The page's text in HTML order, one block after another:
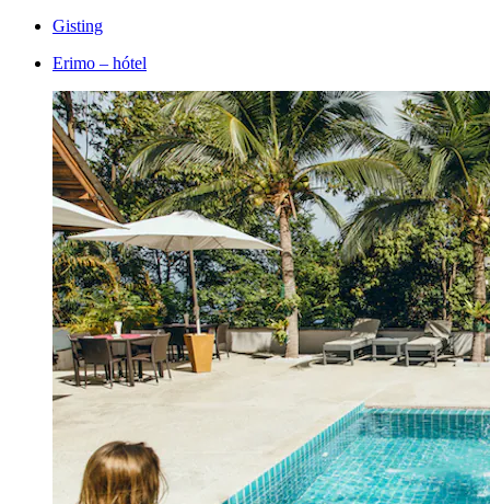
Gisting
Erimo – hótel